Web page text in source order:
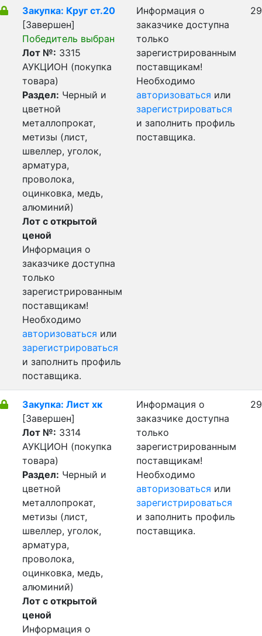
Закупка: Круг ст.20
[Завершен]
Победитель выбран
Лот №: 3315
АУКЦИОН (покупка
товара)
Раздел: Черный и
цветной
металлопрокат,
метизы (лист,
швеллер, уголок,
арматура,
проволока,
оцинковка, медь,
алюминий)
Лот с открытой
ценой
Информация о
заказчике доступна
только
зарегистрированным
поставщикам!
Необходимо
авторизоваться или
зарегистрироваться
и заполнить профиль
поставщика.
Информация о
заказчике доступна
только
зарегистрированным
поставщикам!
Необходимо
авторизоваться или
зарегистрироваться
и заполнить профиль
поставщика.
Закупка: Лист хк
[Завершен]
Лот №: 3314
АУКЦИОН (покупка
товара)
Раздел: Черный и
цветной
металлопрокат,
метизы (лист,
швеллер, уголок,
арматура,
проволока,
оцинковка, медь,
алюминий)
Лот с открытой
ценой
Информация о
Информация о
заказчике доступна
только
зарегистрированным
поставщикам!
Необходимо
авторизоваться или
зарегистрироваться
и заполнить профиль
поставщика.